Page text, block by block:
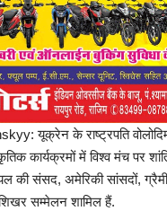
यूक्रेन के राष्ट्रपति
कार्यक्रमों में विश्व मंच पर
की संसद, अमेरिकी सांसदों,
सम्मेलन शामिल हैं.